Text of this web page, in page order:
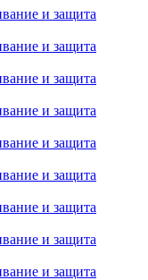
и защита
и защита
и защита
и защита
и защита
и защита
и защита
и защита
и защита